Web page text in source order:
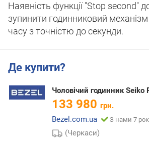
Наявність функції "Stop second"
зупинити годинниковий
часу з точністю до секунди.
Де купити?
Чоловічий годинник Seiko
133 980 грн.
Bezel.com.ua
З нами 7
(Черкаси)